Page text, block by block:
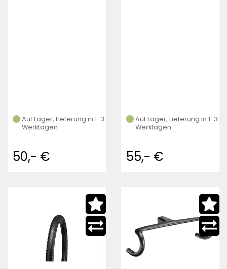
Auf Lager, Lieferung in 1-3
Werktagen
50,- €
Auf Lager, Lieferung in 1-3
Werktagen
55,- €